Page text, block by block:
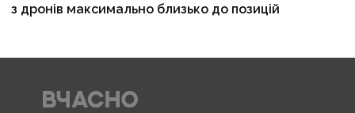
з дронів максимально близько до позицій